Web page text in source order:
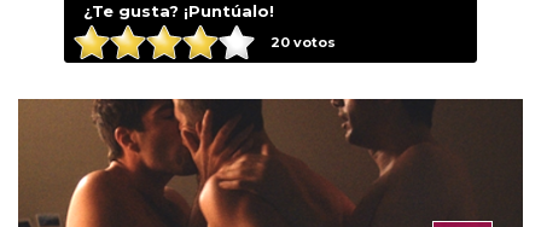
¿Te gusta? ¡Puntúalo!
20votos